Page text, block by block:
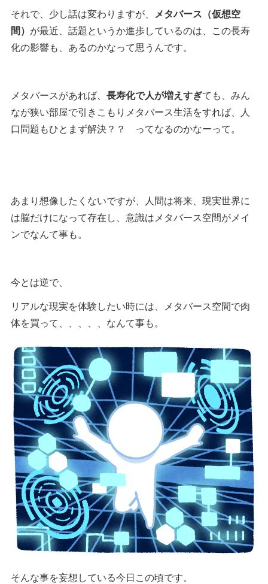
それで、少し話は変わりますが、 メタバース（仮想空
間） が最近、話題というか進歩しているのは、この長寿
化の影響も、あるのかなって思うんです。
メタバースがあれば、 長寿化で人が増えすぎても、みん
なが狭い部屋で引きこもりメタバース生活をすれば、人
口問題もひとまず解決？？ ってなるのかなーって。
あまり想像したくないですが、人間は将来、現実世界に
は脳だけになって存在し、意識はメタバース空間がメイ
ンでなんて事も。
今とは逆で、
リアルな現実を体験したい時には、メタバース空間で肉
体を買って、、、、、なんて事も。
そんな事を妄想している今日この頃です。